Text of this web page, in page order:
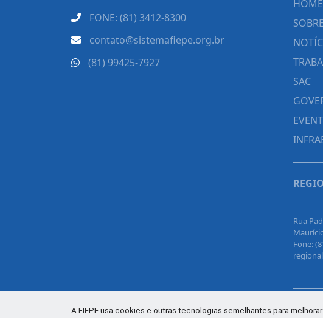
FONE: (81) 3412-8300
contato@sistemafiepe.org.br
(81) 99425-7927
HOME
SAC
Rua
Fone:
A FIEPE usa cookies e outras tecnologias semelhantes para